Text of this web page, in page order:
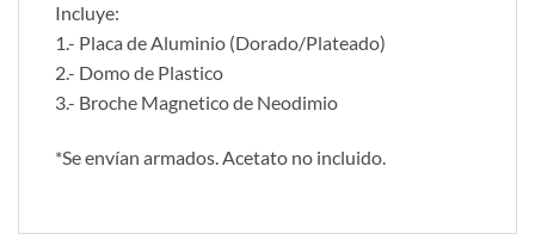
Incluye:
1.- Placa de Aluminio (Dorado/Plateado)
2.- Domo de Plastico
3.- Broche Magnetico de Neodimio
*Se envían armados. Acetato no incluido.